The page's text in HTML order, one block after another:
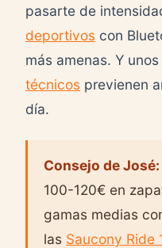
pasarte de
deportivos con
más amenas. Y
técnicos previenen
día.
Consejo de José:
100-120€ en
gamas medias
las Saucony Ride